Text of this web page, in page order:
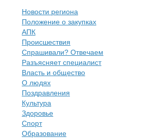
Новости региона
Положение о закупках
АПК
Происшествия
Спрашивали? Отвечаем
Разъясняет специалист
Власть и общество
О людях
Поздравления
Культура
Здоровье
Спорт
Образование